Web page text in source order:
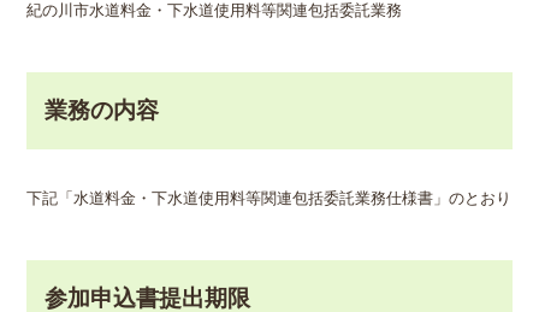
紀の川市水道料金・下水道使用料等関連包括委託業務
業務の内容
下記「水道料金・下水道使用料等関連包括委託業務仕様書」のとおり
参加申込書提出期限